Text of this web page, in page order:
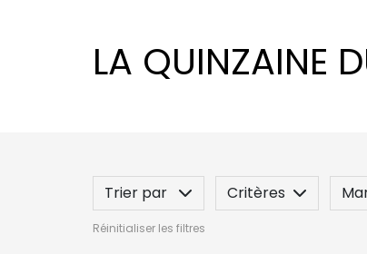
LA QUINZAINE
Trier par Critères
Spécificité
Réinitialiser les filtres